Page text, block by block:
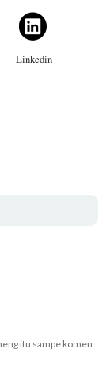
Linkedin
itu sampe komen